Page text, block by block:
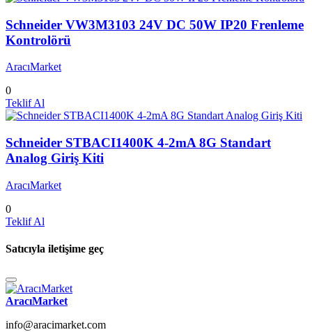
Schneider VW3M3103 24V DC 50W IP20 Frenleme
Kontrolörü
AracıMarket
0
Teklif Al
Schneider STBACI1400K 4-2mA 8G Standart
Analog Giriş Kiti
AracıMarket
0
Teklif Al
Satıcıyla iletişime geç
AracıMarket
info@aracimarket.com